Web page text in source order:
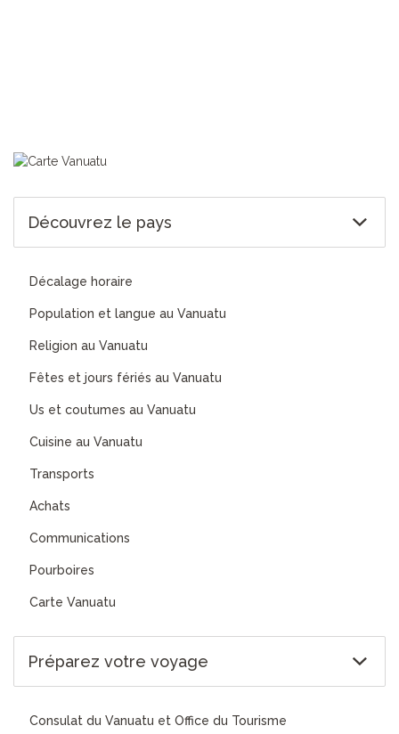
Découvrez le pays
Décalage horaire
Population et langue au Vanuatu
Religion au Vanuatu
Fêtes et jours fériés au Vanuatu
Us et coutumes au Vanuatu
Cuisine au Vanuatu
Transports
Achats
Communications
Pourboires
Carte Vanuatu
Préparez votre voyage
Consulat du Vanuatu et Office du Tourisme